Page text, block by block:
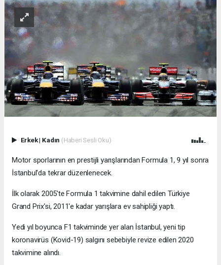
Erkek| Kadın (Haberi Sesli Oku)
Motor sporlarının en prestijli yarışlarından Formula 1, 9 yıl sonra
İstanbul'da tekrar düzenlenecek.
İlk olarak 2005'te Formula 1 takvimine dahil edilen Türkiye
Grand Prix'si, 2011'e kadar yarışlara ev sahipliği yaptı.
Yedi yıl boyunca F1 takviminde yer alan İstanbul, yeni tip
koronavirüs (Kovid-19) salgını sebebiyle revize edilen 2020
takvimine alındı.